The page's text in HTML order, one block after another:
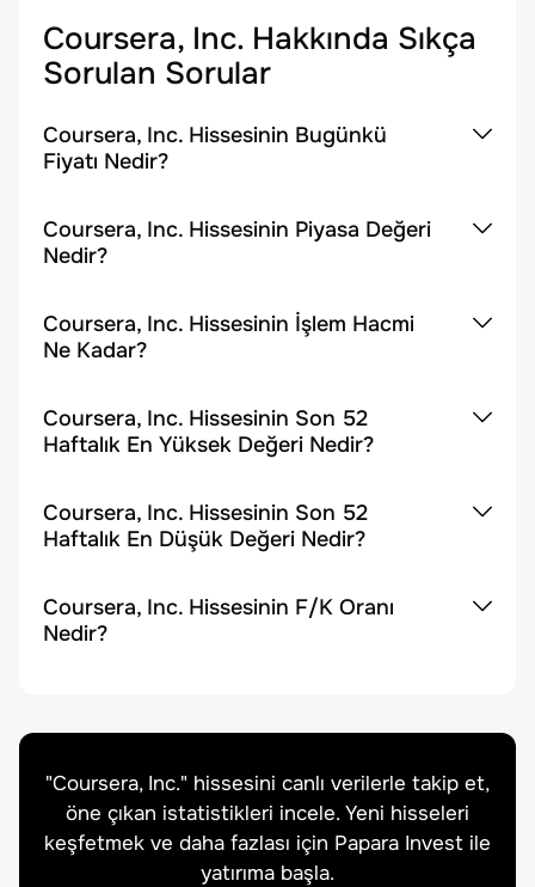
Coursera, Inc. Hakkında Sıkça
Sorulan Sorular
Coursera, Inc. Hissesinin Bugünkü
Fiyatı Nedir?
Coursera, Inc. Hissesinin Piyasa Değeri
Nedir?
Coursera, Inc. Hissesinin İşlem Hacmi
Ne Kadar?
Coursera, Inc. Hissesinin Son 52
Haftalık En Yüksek Değeri Nedir?
Coursera, Inc. Hissesinin Son 52
Haftalık En Düşük Değeri Nedir?
Coursera, Inc. Hissesinin F/K Oranı
Nedir?
"Coursera, Inc." hissesini canlı verilerle takip et,
öne çıkan istatistikleri incele. Yeni hisseleri
keşfetmek ve daha fazlası için Papara Invest ile
yatırıma başla.